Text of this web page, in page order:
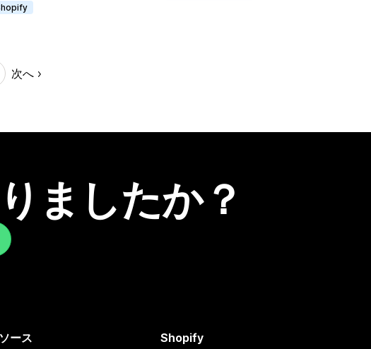
次へ
ましたか？
ース Shopify